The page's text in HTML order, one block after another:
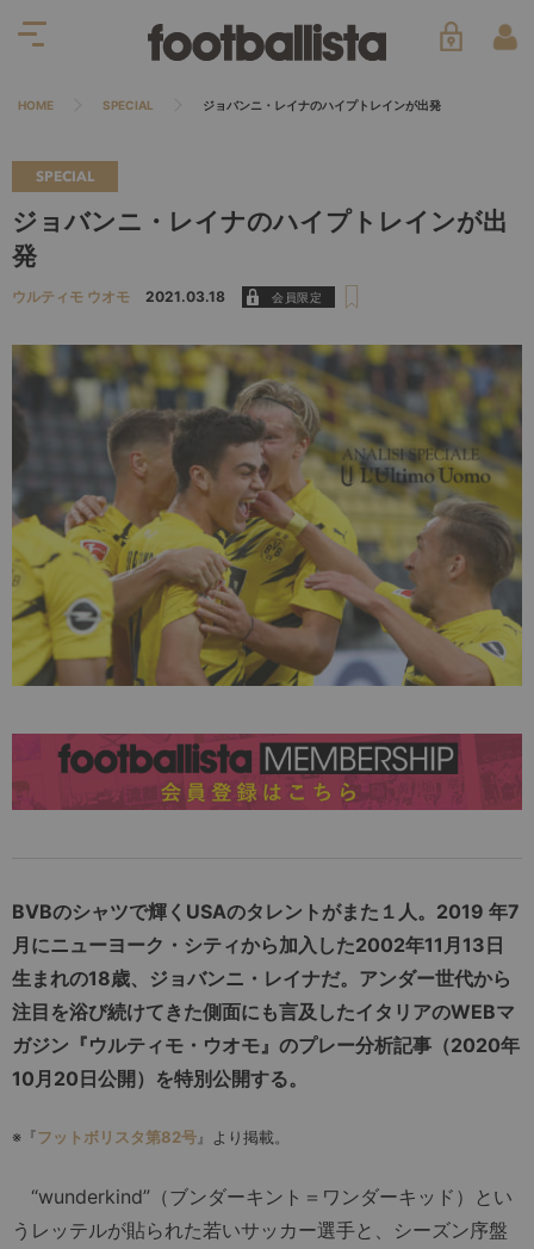
HOME SPECIAL ジョバンニ・レイナのハイプトレインが出発
SPECIAL
ジョバンニ・レイナのハイプトレインが出
発
ウルティモ ウオモ 2021.03.18
BVBのシャツで輝くUSAのタレントがまた１人。2019 年7
月にニューヨーク・シティから加入した2002年11月13日
生まれの18歳、ジョバンニ・レイナだ。アンダー世代から
注目を浴び続けてきた側面にも言及したイタリアのWEBマ
ガジン『ウルティモ・ウオモ』のプレー分析記事（2020年
10月20日公開）を特別公開する。
※『フットボリスタ第82号』より掲載。
“wunderkind”（ブンダーキント＝ワンダーキッド）とい
うレッテルが貼られた若いサッカー選手と、シーズン序盤